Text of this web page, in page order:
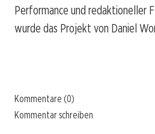
Performance und redaktioneller
wurde das Projekt von Daniel
Kommentare (0)
Kommentar schreiben